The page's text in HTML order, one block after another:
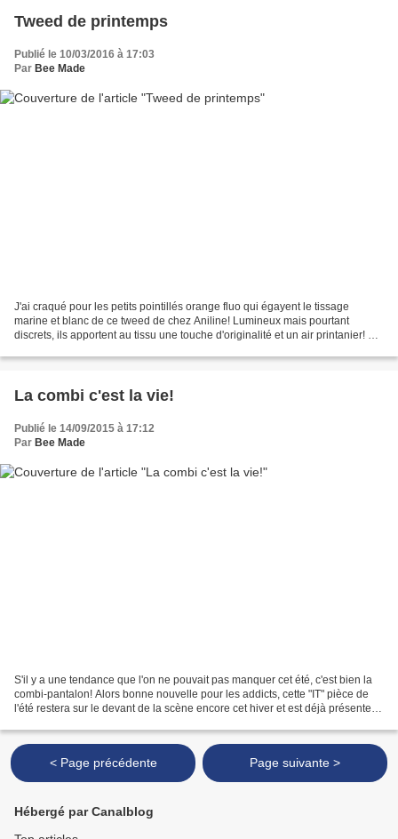
Tweed de printemps
Publié le 10/03/2016 à 17:03
Par Bee Made
J'ai craqué pour les petits pointillés orange fluo qui égayent le tissage
marine et blanc de ce tweed de chez Aniline! Lumineux mais pourtant
discrets, ils apportent au tissu une touche d'originalité et un air printanier! Et
La combi c'est la vie!
Publié le 14/09/2015 à 17:12
Par Bee Made
S'il y a une tendance que l'on ne pouvait pas manquer cet été, c'est bien la
combi-pantalon! Alors bonne nouvelle pour les addicts, cette "IT" pièce de
l'été restera sur le devant de la scène encore cet hiver et est déjà présente
< Page précédente Page suivante >
Hébergé par Canalblog